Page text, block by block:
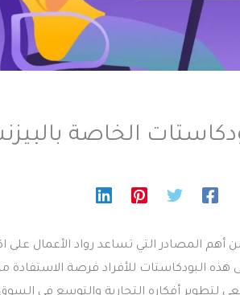
أهم المصادر التي تساعد رواد الأعمال على
هذه البودكاستات للأفراد فرصة الاستفادة
لتطوير أفكاره التجارية والتوسع في